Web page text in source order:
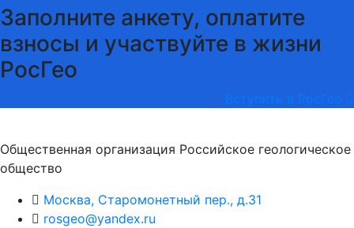
Заполните анкету, оплатите
взносы и участвуйте в жизни
РосГео
Вступить в РосГео
Общественная организация Российское геологическое
общество
Москва, Старомонетный пер., д.31
rosgeo@yandex.ru